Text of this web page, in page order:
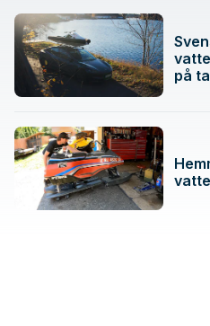
på